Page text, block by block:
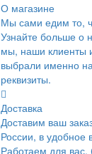
О магазине
Мы сами едим то,
Узнайте больше о
мы, наши клиенты
выбрали именно
реквизиты.
Доставка
Доставим ваш
России, в удобное
Работаем для вас,